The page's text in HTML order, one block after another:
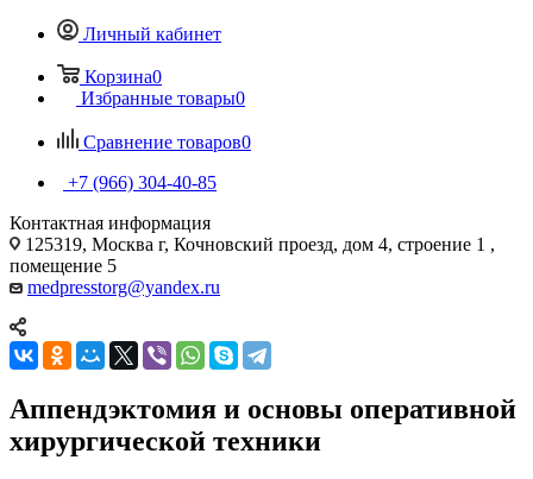
Личный кабинет
Корзина0
Избранные товары0
Сравнение товаров0
+7 (966) 304-40-85
Контактная информация
125319, Москва г, Кочновский проезд, дом 4, строение 1 ,
помещение 5
medpresstorg@yandex.ru
Аппендэктомия и основы оперативной
хирургической техники